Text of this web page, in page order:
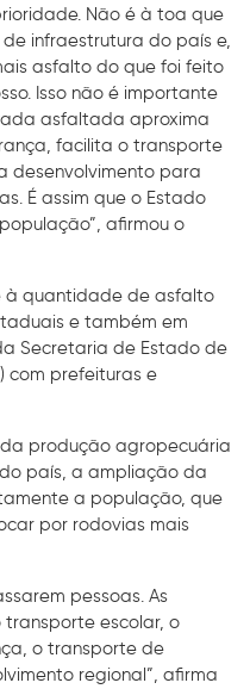
Não é à toa que
infraestrutura do país e,
asfalto do que foi feito
Isso não é importante
asfaltada aproxima
facilita o transporte
desenvolvimento para
É assim que o Estado
afirmou o
à quantidade de asfalto
e também em
Secretaria de Estado de
com prefeituras e
produção agropecuária
país, a ampliação da
a população, que
por rodovias mais
pessoas. As
escolar, o
o transporte de
regional”, afirma